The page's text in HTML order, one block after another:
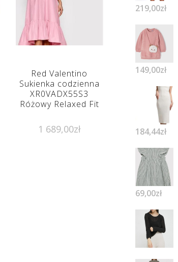
Red Valentino
Sukienka codzienna
XR0VADX55S3
Różowy Relaxed Fit
1 689,00zł
219,00zł
149,00zł
184,44zł
69,00zł